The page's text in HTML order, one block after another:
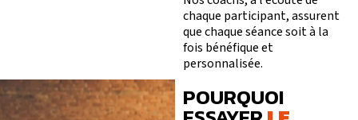
S’ABONNER
FORMULE D’ABONNEMENT
APPLI JOY
COURS COLLECTIFS
SMALL GROUP
chaque participant, assurent
que chaque séance soit à la
fois bénéfique et
personnalisée.
POURQUOI